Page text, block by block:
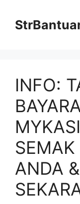
content
INFO:
ANDA